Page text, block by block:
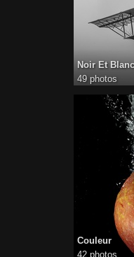
Noir Et Blanc
49 photos
Couleur
42 photos